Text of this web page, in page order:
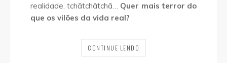
realidade, tchãtchãtchã… Quer mais terror do
que os vilões da vida real?
CONTINUE LENDO